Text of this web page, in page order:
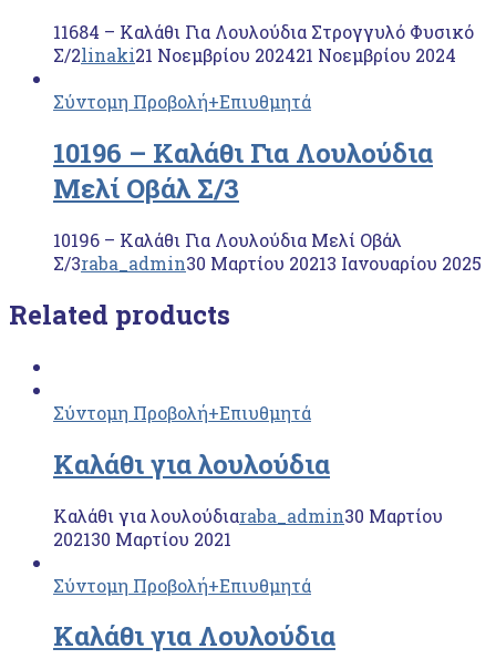
11684 – Kαλάθι Για Λουλούδια Στρογγυλό Φυσικό
Σ/2linaki21 Νοεμβρίου 202421 Νοεμβρίου 2024
Σύντομη Προβολή+Επιυθμητά
10196 – Καλάθι Για Λουλούδια
Μελί Οβάλ Σ/3
10196 – Καλάθι Για Λουλούδια Μελί Οβάλ
Σ/3raba_admin30 Μαρτίου 20213 Ιανουαρίου 2025
Related products
Σύντομη Προβολή+Επιυθμητά
Καλάθι για λουλούδια
Καλάθι για λουλούδιαraba_admin30 Μαρτίου
202130 Μαρτίου 2021
Σύντομη Προβολή+Επιυθμητά
Καλάθι για Λουλούδια